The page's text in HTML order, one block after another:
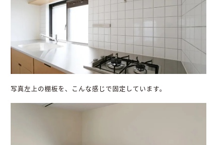
写真左上の棚板を、こんな感じで固定しています。